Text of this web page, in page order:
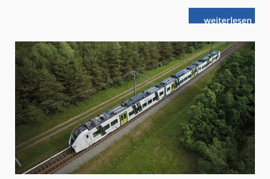
weiterlese
nReaktivierung
„Die
bessere
Ahrtalbahn“